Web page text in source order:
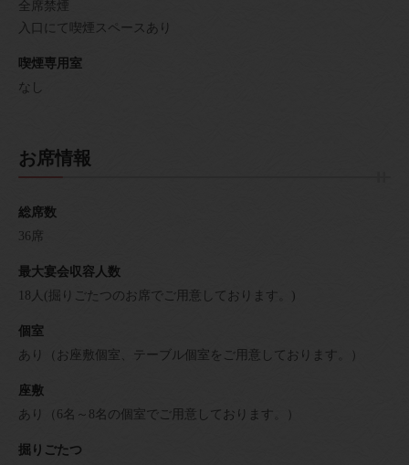
全席禁煙
入口にて喫煙スペースあり
喫煙専用室
なし
お席情報
総席数
36席
最大宴会収容人数
18人(掘りごたつのお席でご用意しております。)
個室
あり（お座敷個室、テーブル個室をご用意しております。）
座敷
あり（6名～8名の個室でご用意しております。）
掘りごたつ